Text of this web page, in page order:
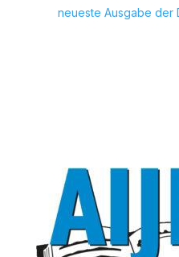
neueste Ausgabe der